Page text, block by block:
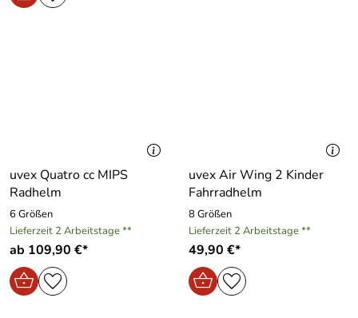
uvex Quatro cc MIPS
Radhelm
6 Größen
Lieferzeit 2 Arbeitstage **
ab 109,90 €*
uvex Air Wing 2 Kinder
Fahrradhelm
8 Größen
Lieferzeit 2 Arbeitstage **
49,90 €*